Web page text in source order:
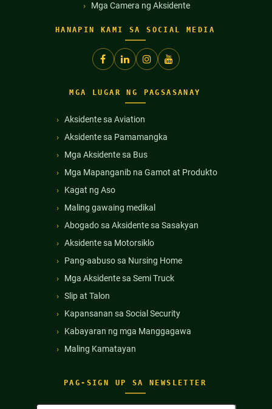
Mga Camera ng Aksidente
HANAPIN KAMI SA SOCIAL MEDIA
PAG-SIGN UP SA NEWSLETTER
MGA LUGAR NG PAGSASANAY
Aksidente sa Aviation
Aksidente sa Pamamangka
Mga Aksidente sa Bus
Mga Mapanganib na Gamot at Produkto
Kagat ng Aso
Maling gawaing medikal
Abogado sa Aksidente sa Sasakyan
Aksidente sa Motorsiklo
Pang-aabuso sa Nursing Home
Mga Aksidente sa Semi Truck
Slip at Talon
Kapansanan sa Social Security
Kabayaran ng mga Manggagawa
Maling Kamatayan